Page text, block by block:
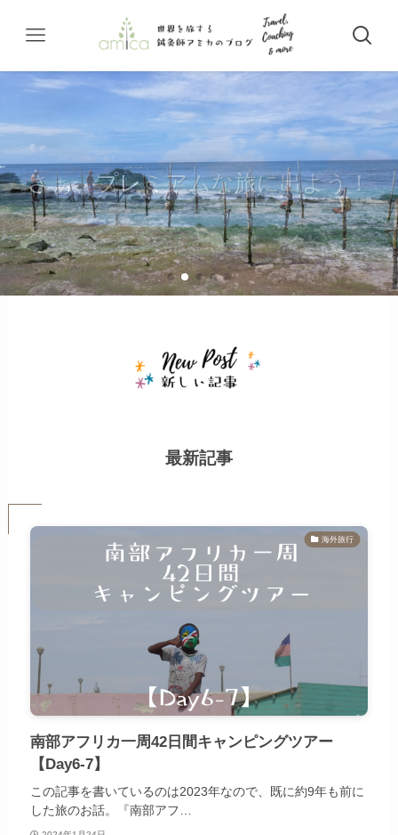
さぁ、プレミアムな旅に出よう！
最新記事
海外旅行
南部アフリカ一周42日間キャンピングツアー
【Day6-7】
この記事を書いているのは2023年なので、既に約9年も前に
した旅のお話。『南部アフ…